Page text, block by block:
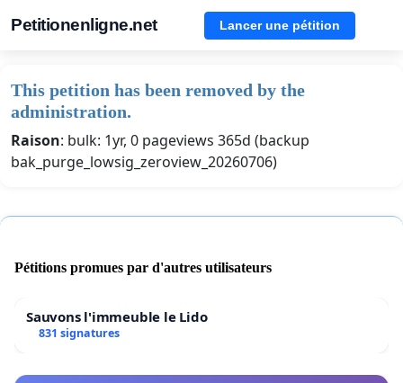
Petitionenligne.net Lancer une pétition
This petition has been removed by the
administration.
Raison: bulk: 1yr, 0 pageviews 365d (backup
bak_purge_lowsig_zeroview_20260706)
Pétitions promues par d'autres utilisateurs
Sauvons l'immeuble le Lido
831 signatures